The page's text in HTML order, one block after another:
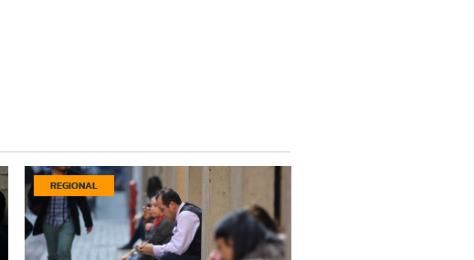
REGIONAL